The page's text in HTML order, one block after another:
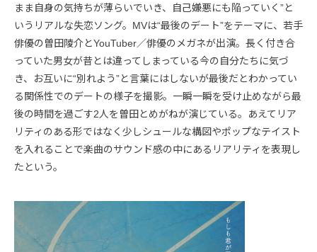
まま自身の気持ちが薄らいでいき、自己嫌悪にも陥っていく”と
いうリアルな失恋ソング。MVは“最後のデート”をテーマに、若手
俳優の曽田陵介とYouTuber／俳優のメガネが出演。長く付き合
っていた男女が昔とは違ってしまっている今の自分たちに気づ
き、お互いに“別れよう”と言葉にはしないが最後だとわかってい
る関係性でのデートの様子を撮影。一瞬一瞬を受け止めながら最
後の時間を過ごす2人を曽田とめがねが演じている。あえてリア
リティのある形ではなく少しシュールな構図やポップなテイスト
を入れることで楽曲のサウンド感の中にあるリアリティを表現し
たという。